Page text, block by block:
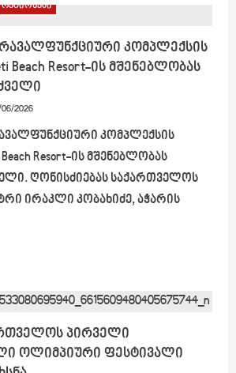
რეგიონები
კომპლექსის
Beach Resort-ის მშენებლობას
2026
კომპლექსის
Beach Resort-ის მშენებლობას
ღონისძიებას საქართველოს
ირაკლი კობახიძე, აჭარის
პირველი
ოლიმპიური ფესტივალი